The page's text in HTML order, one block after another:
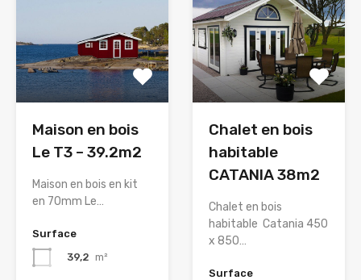
Maison en bois
Le T3 – 39.2m2
Maison en bois en kit
en 70mm Le…
Surface
39,2 m²
Chalet en bois
habitable
CATANIA 38m2
Chalet en bois
habitable Catania 450
x 850…
Surface